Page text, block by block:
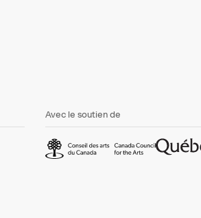
Avec le soutien de